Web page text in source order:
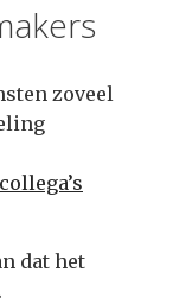
zoveel
dat het